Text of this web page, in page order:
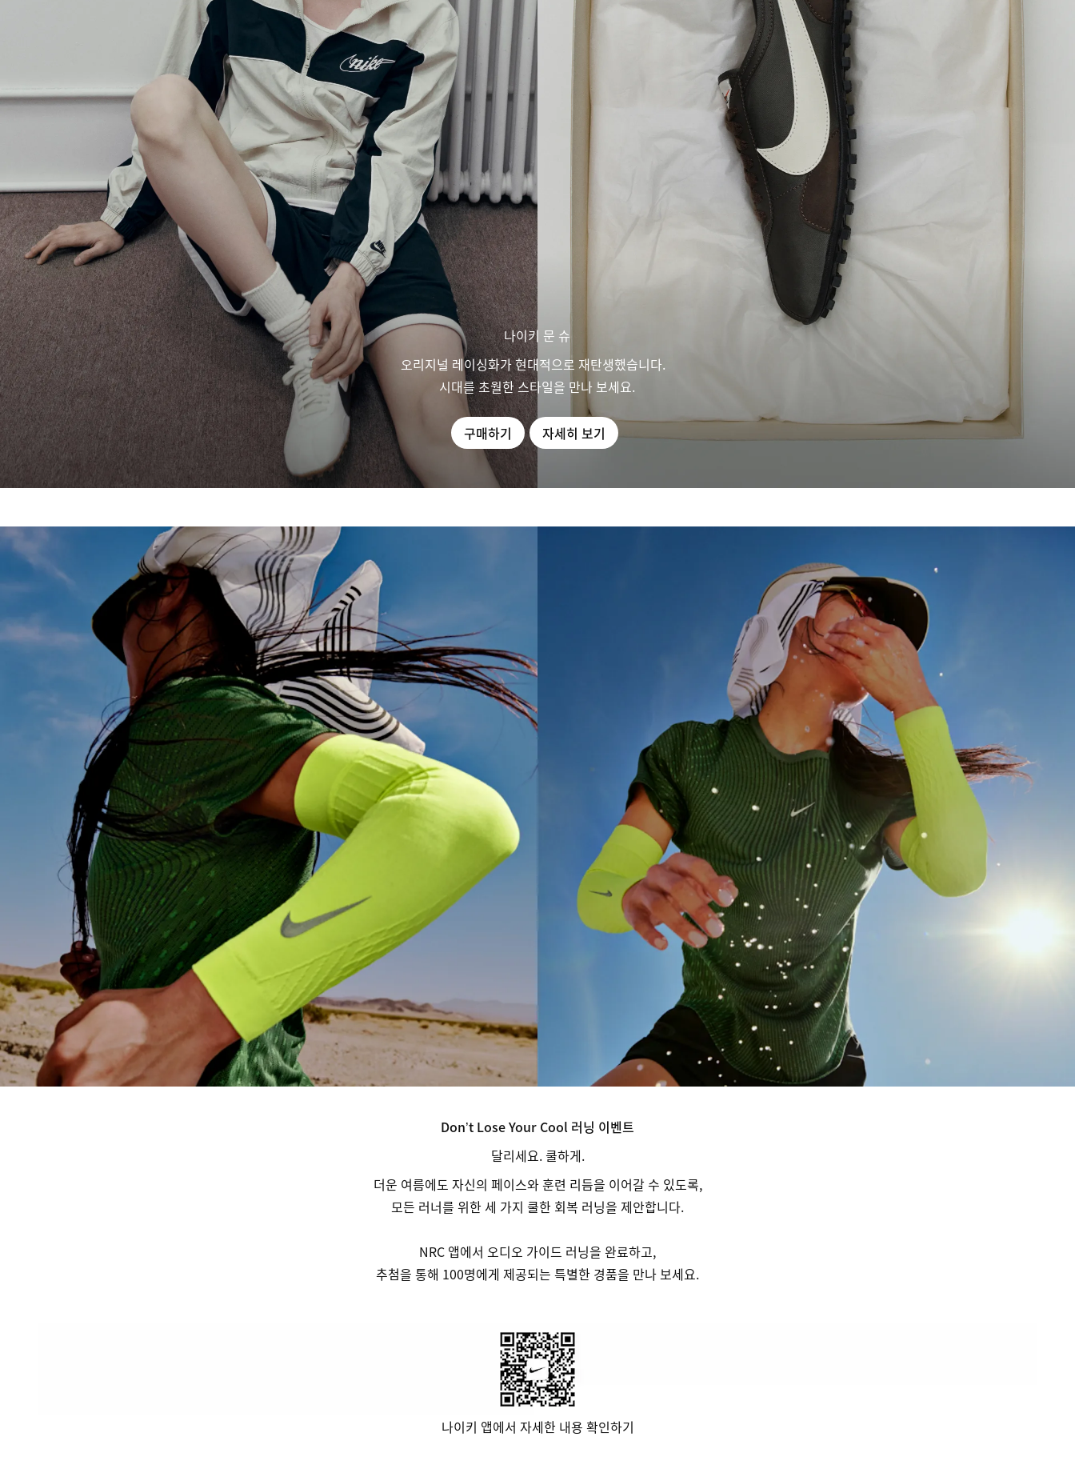
나이키 문 슈
오리지널 레이싱화가 현대적으로 재탄생했습니다.
시대를 초월한 스타일을 만나 보세요.
구매하기 자세히 보기
Don’t Lose Your Cool 러닝 이벤트
달리세요. 쿨하게.
더운 여름에도 자신의 페이스와 훈련 리듬을 이어갈 수 있도록,
모든 러너를 위한 세 가지 쿨한 회복 러닝을 제안합니다.
NRC 앱에서 오디오 가이드 러닝을 완료하고,
추첨을 통해 100명에게 제공되는 특별한 경품을 만나 보세요.
나이키 앱에서 자세한 내용 확인하기